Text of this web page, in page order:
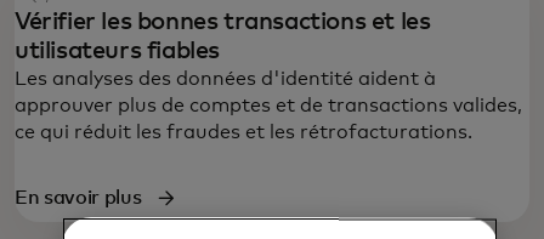
Vérifier les bonnes transactions et les
utilisateurs fiables
Les analyses des données d'identité aident à
approuver plus de comptes et de transactions valides,
ce qui réduit les fraudes et les rétrofacturations.
En savoir plus